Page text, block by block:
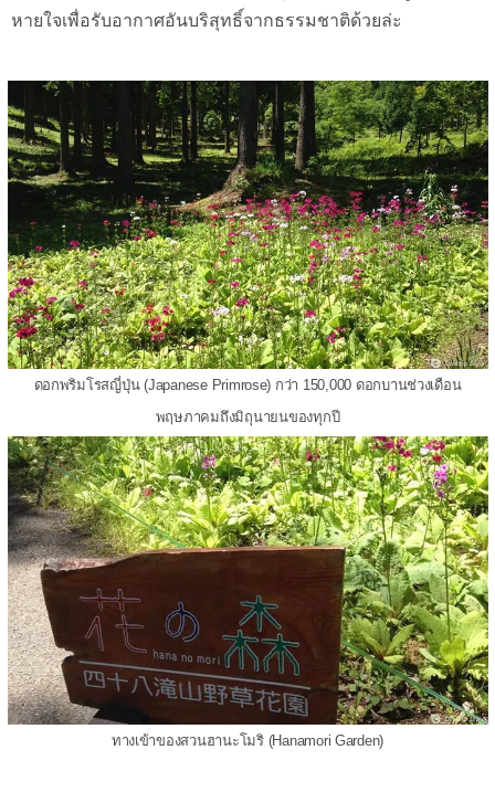
หายใจเพื่อรับอากาศอันบริสุทธิ์จากธรรมชาติด้วยล่ะ
ดอกพริมโรสญี่ปุ่น (Japanese Primrose) กว่า 150,000 ดอกบานช่วงเดือน
พฤษภาคมถึงมิถุนายนของทุกปี
ทางเข้าของสวนฮานะโมริ (Hanamori Garden)